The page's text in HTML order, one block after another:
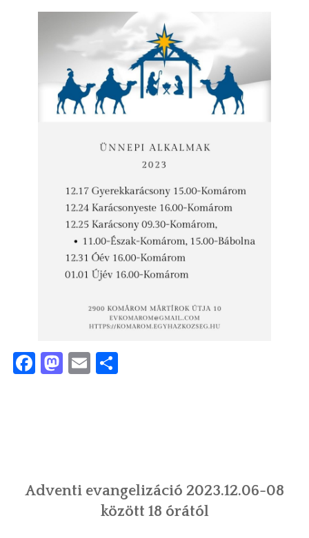
Facebook
Mastodon
Email
Adventi evangelizáció 2023.12.06-08
között 18 órától